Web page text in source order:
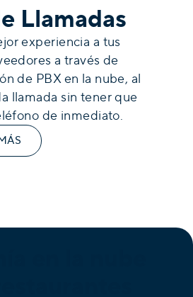
Llamadas
experiencia a tus
a través de
de PBX en la nube, al
llamada sin tener que
de inmediato.